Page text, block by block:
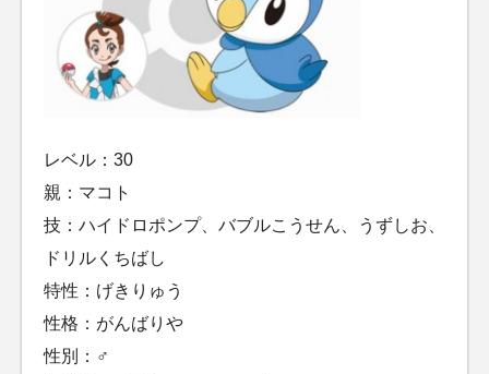
レベル：30
親：マコト
技：ハイドロポンプ、バブルこうせん、うずしお、
ドリルくちばし
特性：げきりゅう
性格：がんばりや
性別：♂